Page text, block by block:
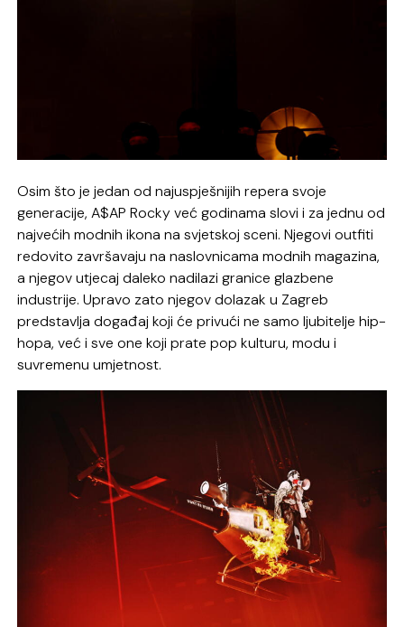
Osim što je jedan od najuspješnijih repera svoje
generacije, A$AP Rocky već godinama slovi i za jednu od
najvećih modnih ikona na svjetskoj sceni. Njegovi outfiti
redovito završavaju na naslovnicama modnih magazina,
a njegov utjecaj daleko nadilazi granice glazbene
industrije. Upravo zato njegov dolazak u Zagreb
predstavlja događaj koji će privući ne samo ljubitelje hip-
hopa, već i sve one koji prate pop kulturu, modu i
suvremenu umjetnost.